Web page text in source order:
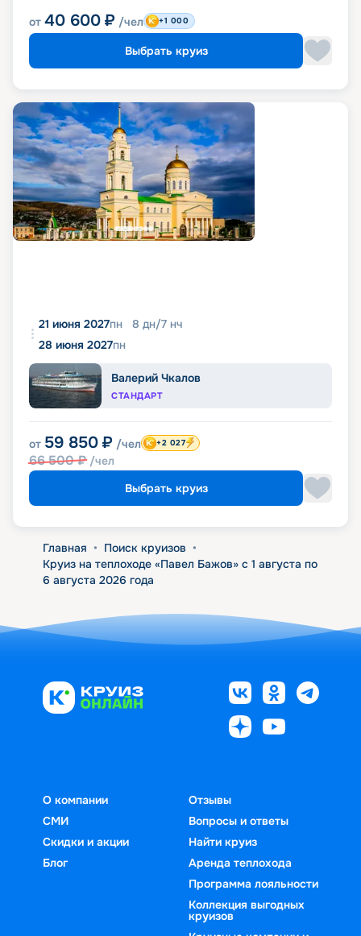
от 40 600 ₽ /чел +1 000
Выбрать круиз
21 июня 2027пн 8 дн/7 нч
28 июня 2027пн
Валерий Чкалов
СТАНДАРТ
от 59 850 ₽ /чел
66 500₽ /чел
+2 027
Выбрать круиз
Главная • Поиск круизов •
Круиз на теплоходе «Павел Бажов» с 1 августа по
6 августа 2026 года
О компании
СМИ
Скидки и акции
Блог
Отзывы
Вопросы и ответы
Найти круиз
Аренда теплохода
Программа лояльности
Коллекция выгодных
круизов